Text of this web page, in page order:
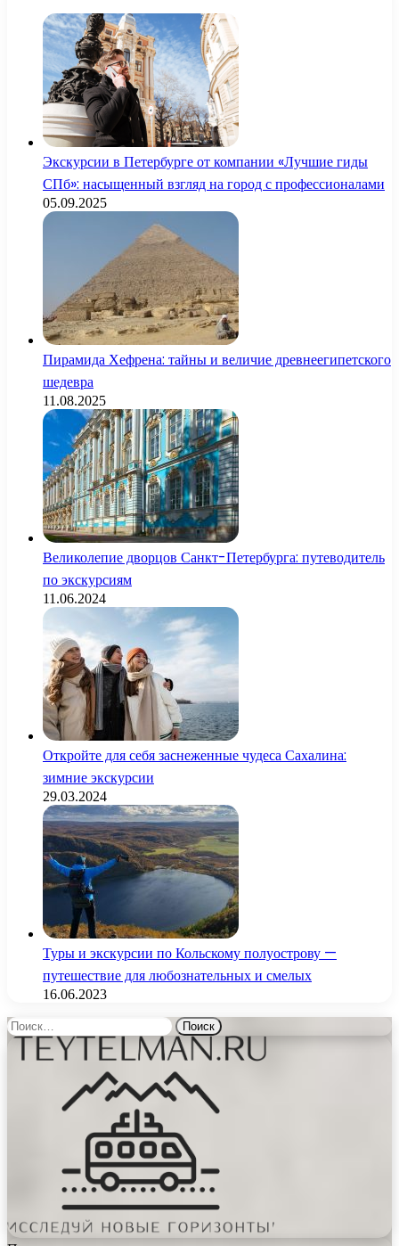
Экскурсии в Петербурге от компании «Лучшие гиды
СПб»: насыщенный взгляд на город с профессионалами
05.09.2025
Пирамида Хефрена: тайны и величие древнеегипетского
шедевра
11.08.2025
Великолепие дворцов Санкт-Петербурга: путеводитель
по экскурсиям
11.06.2024
Откройте для себя заснеженные чудеса Сахалина:
зимние экскурсии
29.03.2024
Туры и экскурсии по Кольскому полуострову —
путешествие для любознательных и смелых
16.06.2023
Найти: